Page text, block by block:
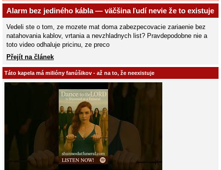
Alarm bez jediného kábla — väčšina ľudí nevie že to existuje
Vedeli ste o tom, ze mozete mat doma zabezpecovacie zariaenie bez
natahovania kablov, vrtania a nevzhladnych list? Pravdepodobne nie a
toto video odhaluje pricinu, ze preco
Přejít na článek
Táto kapela má milióny fanúšikov - až na to, že neexistuje